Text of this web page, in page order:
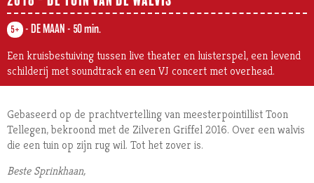
5+ - DE MAAN - 50 min.
Een kruisbestuiving tussen live theater en luisterspel, een levend
schilderij met soundtrack en een VJ concert met overhead.
Gebaseerd op de prachtvertelling van meesterpointillist Toon
Tellegen, bekroond met de Zilveren Griffel 2016. Over een walvis
die een tuin op zijn rug wil. Tot het zover is.
Beste Sprinkhaan,